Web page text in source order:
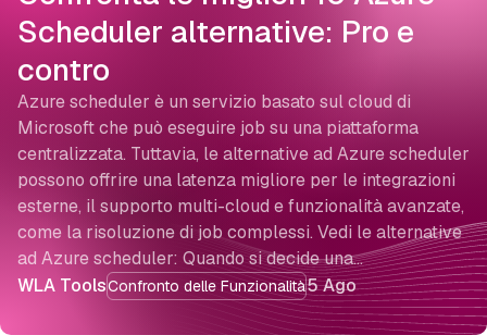
Scheduler alternative: Pro e
contro
WLA ToolsConfronto delle Funzionalità5 Ago
Azure scheduler è un servizio basato sul cloud di
Microsoft che può eseguire job su una piattaforma
centralizzata. Tuttavia, le alternative ad Azure scheduler
possono offrire una latenza migliore per le integrazioni
esterne, il supporto multi-cloud e funzionalità avanzate,
come la risoluzione di job complessi. Vedi le alternative
ad Azure scheduler: Quando si decide una…